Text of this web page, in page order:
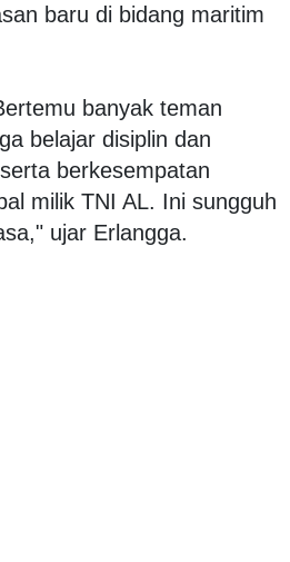
baru di bidang maritim
banyak teman
belajar disiplin dan
berkesempatan
milik TNI AL. Ini sungguh
ujar Erlangga.